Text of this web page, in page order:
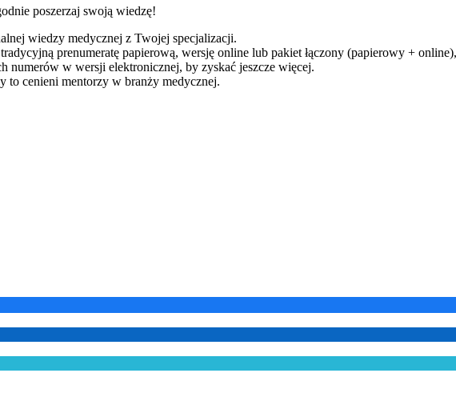
poszerzaj swoją wiedzę!
wiedzy medycznej z Twojej specjalizacji.
prenumeratę papierową, wersję online lub pakiet łączony (papierowy +
numerów w wersji elektronicznej, by zyskać jeszcze więcej.
to cenieni mentorzy w branży medycznej.